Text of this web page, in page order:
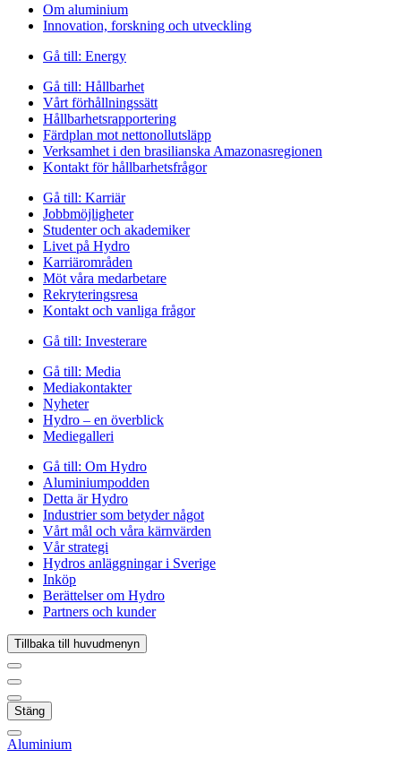
Om aluminium
Innovation, forskning och utveckling
Gå till: Energy
Gå till: Hållbarhet
Vårt förhållningssätt
Hållbarhetsrapportering
Färdplan mot nettonollutsläpp
Verksamhet i den brasilianska Amazonasregionen
Kontakt för hållbarhetsfrågor
Gå till: Karriär
Jobbmöjligheter
Studenter och akademiker
Livet på Hydro
Karriärområden
Möt våra medarbetare
Rekryteringsresa
Kontakt och vanliga frågor
Gå till: Investerare
Gå till: Media
Mediakontakter
Nyheter
Hydro – en överblick
Mediegalleri
Gå till: Om Hydro
Aluminiumpodden
Detta är Hydro
Industrier som betyder något
Vårt mål och våra kärnvärden
Vår strategi
Hydros anläggningar i Sverige
Inköp
Berättelser om Hydro
Partners och kunder
Tillbaka till huvudmenyn
Stäng
Aluminium